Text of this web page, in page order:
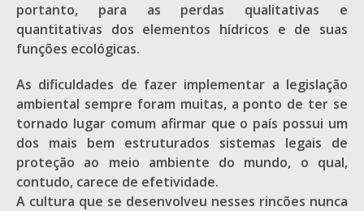
portanto, para as perdas qualitativas e
quantitativas dos elementos hídricos e de suas
funções ecológicas.
As dificuldades de fazer implementar a legislação
ambiental sempre foram muitas, a ponto de ter se
tornado lugar comum afirmar que o país possui um
dos mais bem estruturados sistemas legais de
proteção ao meio ambiente do mundo, o qual,
contudo, carece de efetividade.
A cultura que se desenvolveu nesses rincões nunca